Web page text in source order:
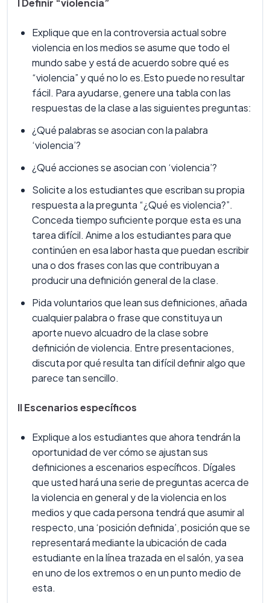
I Definir “violencia”
Explique que en la controversia actual sobre
violencia en los medios se asume que todo el
mundo sabe y está de acuerdo sobre qué es
“violencia” y qué no lo es.Esto puede no resultar
fácil. Para ayudarse, genere una tabla con las
respuestas de la clase a las siguientes preguntas:
¿Qué palabras se asocian con la palabra
‘violencia’?
¿Qué acciones se asocian con ‘violencia’?
Solicite a los estudiantes que escriban su propia
respuesta a la pregunta “¿Qué es violencia?”.
Conceda tiempo suficiente porque esta es una
tarea difícil. Anime a los estudiantes para que
continúen en esa labor hasta que puedan escribir
una o dos frases con las que contribuyan a
producir una definición general de la clase.
Pida voluntarios que lean sus definiciones, añada
cualquier palabra o frase que constituya un
aporte nuevo alcuadro de la clase sobre
definición de violencia. Entre presentaciones,
discuta por qué resulta tan difícil definir algo que
parece tan sencillo.
II Escenarios específicos
Explique a los estudiantes que ahora tendrán la
oportunidad de ver cómo se ajustan sus
definiciones a escenarios específicos. Dígales
que usted hará una serie de preguntas acerca de
la violencia en general y de la violencia en los
medios y que cada persona tendrá que asumir al
respecto, una ‘posición definida’, posición que se
representará mediante la ubicación de cada
estudiante en la línea trazada en el salón, ya sea
en uno de los extremos o en un punto medio de
esta.